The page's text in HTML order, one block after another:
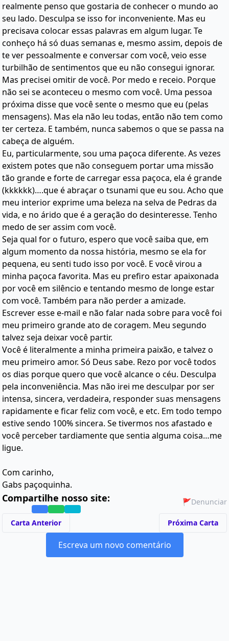
realmente penso que gostaria de conhecer o mundo ao
seu lado. Desculpa se isso for inconveniente. Mas eu
precisava colocar essas palavras em algum lugar. Te
conheço há só duas semanas e, mesmo assim, depois de
te ver pessoalmente e conversar com você, veio esse
turbilhão de sentimentos que eu não consegui ignorar.
Mas precisei omitir de você. Por medo e receio. Porque
não sei se aconteceu o mesmo com você. Uma pessoa
próxima disse que você sente o mesmo que eu (pelas
mensagens). Mas ela não leu todas, então não tem como
ter certeza. E também, nunca sabemos o que se passa na
cabeça de alguém.
Eu, particularmente, sou uma paçoca diferente. As vezes
existem potes que não conseguem portar uma missão
tão grande e forte de carregar essa paçoca, ela é grande
(kkkkkk)….que é abraçar o tsunami que eu sou. Acho que
meu interior exprime uma beleza na selva de Pedras da
vida, e no árido que é a geração do desinteresse. Tenho
medo de ser assim com você.
Seja qual for o futuro, espero que você saiba que, em
algum momento da nossa história, mesmo se ela for
pequena, eu senti tudo isso por você. E você virou a
minha paçoca favorita. Mas eu prefiro estar apaixonada
por você em silêncio e tentando mesmo de longe estar
com você. Também para não perder a amizade.
Escrever esse e-mail e não falar nada sobre para você foi
meu primeiro grande ato de coragem. Meu segundo
talvez seja deixar você partir.
Você é literalmente a minha primeira paixão, e talvez o
meu primeiro amor. Só Deus sabe. Rezo por você todos
os dias porque quero que você alcance o céu. Desculpa
pela inconveniência. Mas não irei me desculpar por ser
intensa, sincera, verdadeira, responder suas mensagens
rapidamente e ficar feliz com você, e etc. Em todo tempo
estive sendo 100% sincera. Se tivermos nos afastado e
você perceber tardiamente que sentia alguma coisa…me
ligue.
Com carinho,
Gabs paçoquinha.
Compartilhe nosso site: 🚩Denunciar
Carta Anterior Próxima Carta
Escreva um novo comentário